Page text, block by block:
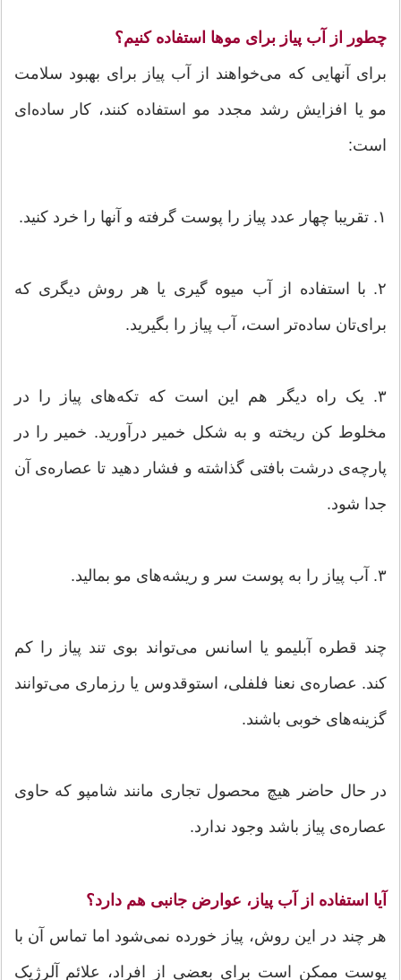
چطور از آب پیاز برای موها استفاده کنیم؟
برای آنهایی که می‌خواهند از آب پیاز برای بهبود سلامت
مو یا افزایش رشد مجدد مو استفاده کنند، کار ساده‌ای
است:
۱. تقریبا چهار عدد پیاز را پوست گرفته و آنها را خرد کنید.
۲. با استفاده از آب میوه گیری یا هر روش دیگری که
برای‌تان ساده‌تر است، آب پیاز را بگیرید.
۳. یک راه دیگر هم این است که تکه‌های پیاز را در
مخلوط کن ریخته و به شکل خمیر درآورید. خمیر را در
پارچه‌ی درشت بافتی گذاشته و فشار دهید تا عصاره‌ی آن
جدا شود.
۳. آب پیاز را به پوست سر و ریشه‌های مو بمالید.
چند قطره آبلیمو یا اسانس می‌تواند بوی تند پیاز را کم
کند. عصاره‌ی نعنا فلفلی، استوقدوس یا رزماری می‌توانند
گزینه‌های خوبی باشند.
در حال حاضر هیچ محصول تجاری مانند شامپو که حاوی
عصاره‌ی پیاز باشد وجود ندارد.
آیا استفاده از آب پیاز، عوارض جانبی هم دارد؟
هر چند در این روش، پیاز خورده نمی‌شود اما تماس آن با
پوست ممکن است برای بعضی از افراد، علائم آلرژیک